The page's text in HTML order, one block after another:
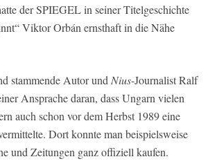
der SPIEGEL in seiner Titelgeschichte
Viktor Orbán ernsthaft in die Nähe
stammende Autor undNius-Journalist Ralf
Ansprache daran, dass Ungarn vielen
auch schon vor dem Herbst 1989 eine
Dort konnte man beispielsweise
und Zeitungen ganz offiziell kaufen.